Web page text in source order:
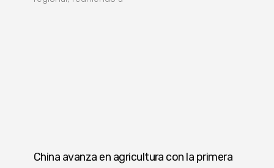
China avanza en agricultura con la primera